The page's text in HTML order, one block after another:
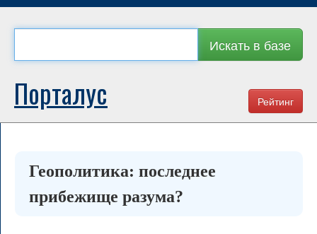
Искать в базе
Рейтинг
Порталус
Геополитика: последнее
прибежище разума?